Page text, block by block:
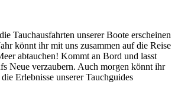
Tauchausfahrten unserer Boote erscheinen
könnt ihr mit uns zusammen auf die Reise
abtauchen! Kommt an Bord und lasst
Neue verzaubern. Auch morgen könnt ihr
Erlebnisse unserer Tauchguides